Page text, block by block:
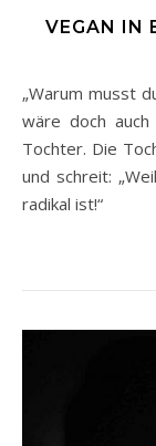
VEGAN IN
„Warum musst du immer so radikal sein? Vegetarisch sein,
wäre doch
Tochter. Die
und schreit:
radikal ist!“